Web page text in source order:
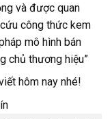
và được quan
công thức kem
mô hình bán
chủ thương hiệu”
hôm nay nhé!